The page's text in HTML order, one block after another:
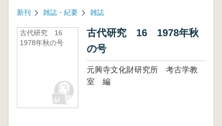
新刊 雑誌・紀要 雑誌
古代研究 16
1978年秋の号
古代研究 16 1978年秋
の号
元興寺文化財研究所 考古学教
室 編